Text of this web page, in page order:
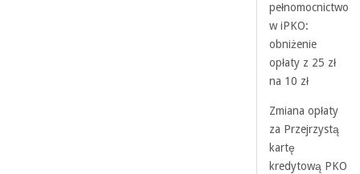
pełnomocnictwo
w iPKO:
obniżenie
opłaty z 25 zł
na 10 zł
Zmiana opłaty
za Przejrzystą
kartę
kredytową PKO